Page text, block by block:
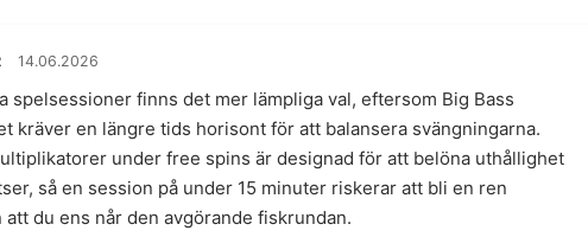
14.06.2026
spelsessioner finns det mer lämpliga val, eftersom Big Bass
kräver en längre tids horisont för att balansera svängningarna.
under free spins är designad för att belöna uthållighet
så en session på under 15 minuter riskerar att bli en ren
du ens når den avgörande fiskrundan.